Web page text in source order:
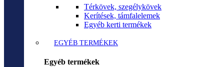
Térkövek, szegélykövek
Kerítések, támfalelemek
Egyéb kerti termékek
EGYÉB TERMÉKEK
Egyéb termékek